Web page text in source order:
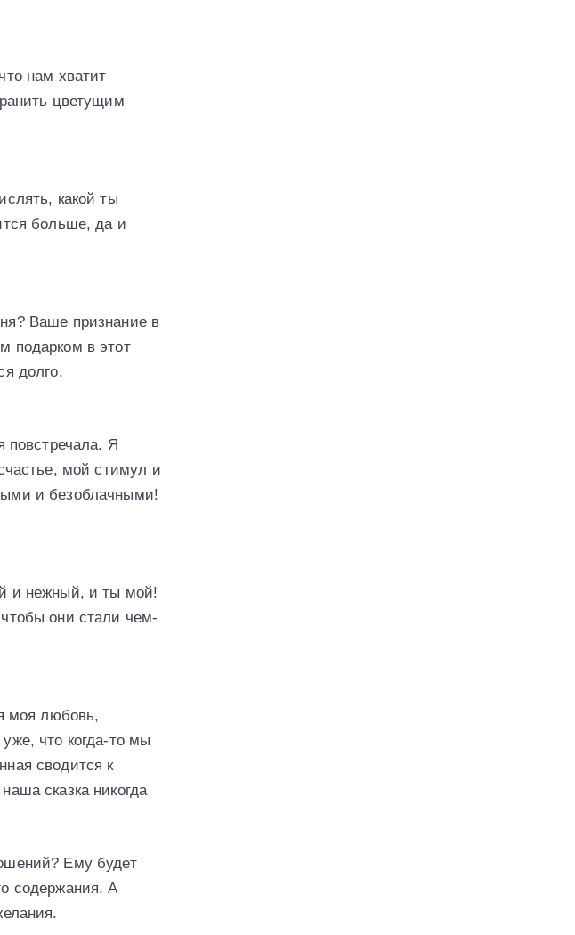
нам хватит
цветущим
какой ты
больше, да и
Ваше признание в
подарком в этот
долго.
повстречала. Я
мой стимул и
и безоблачными!
и нежный, и ты мой!
они стали чем-
моя любовь,
что когда-то мы
сводится к
сказка никогда
Ему будет
содержания. А